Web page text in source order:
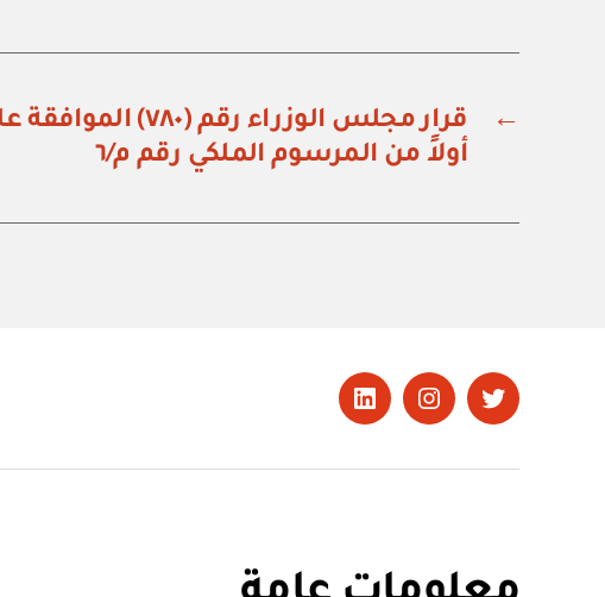
←
قرار مجلس الوزراء رقم
أولاً من المرسوم الملكي رقم م/٦
تويتر Instagram
LinkedIn